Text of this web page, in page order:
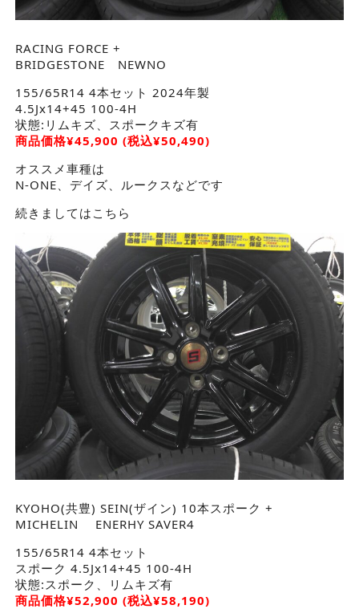
RACING FORCE +
BRIDGESTONE NEWNO
155/65R14 4本セット 2024年製
4.5Jx14+45 100-4H
状態:リムキズ、スポークキズ有
商品価格¥45,900 (税込¥50,490)
オススメ車種は
N-ONE、デイズ、ルークスなどです
続きましてはこちら
KYOHO(共豊) SEIN(ザイン) 10本スポーク +
MICHELIN ENERHY SAVER4
155/65R14 4本セット
スポーク 4.5Jx14+45 100-4H
状態:スポーク、リムキズ有
商品価格¥52,900 (税込¥58,190)